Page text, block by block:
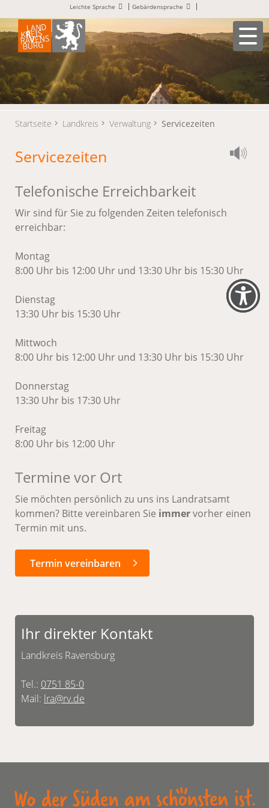
Leichte Sprache Gebärdensprache
Startseite Landkreis Verwaltung Servicezeiten
Servicezeiten
Telefonische Erreichbarkeit
Wir sind für Sie zu folgenden Zeiten telefonisch
erreichbar:
Montag
8:00 Uhr bis 12:00 Uhr und 13:30 Uhr bis 15:30 Uhr
Dienstag
13:30 Uhr bis 15:30 Uhr
Mittwoch
8:00 Uhr bis 12:00 Uhr und 13:30 Uhr bis 15:30 Uhr
Donnerstag
13:30 Uhr bis 17:30 Uhr
Freitag
8:00 Uhr bis 12:00 Uhr
Termine vor Ort
Sie möchten persönlich zu uns ins Landratsamt
kommen? Bitte vereinbaren Sie immervorher einen
Termin mit uns.
Termin vereinbaren
Ihr direkter Kontakt
Landkreis Ravensburg
Tel.: 0751 85-0
Mail: lra@rv.de